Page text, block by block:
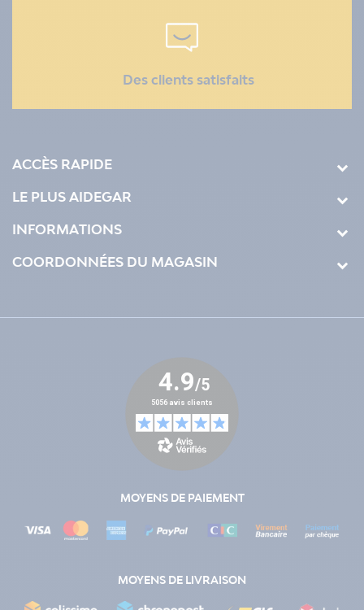
Des clients satisfaits
ACCÈS RAPIDE
LE PLUS AIDEGAR
INFORMATIONS
COORDONNÉES DU MAGASIN
MOYENS DE PAIEMENT
MOYENS DE LIVRAISON